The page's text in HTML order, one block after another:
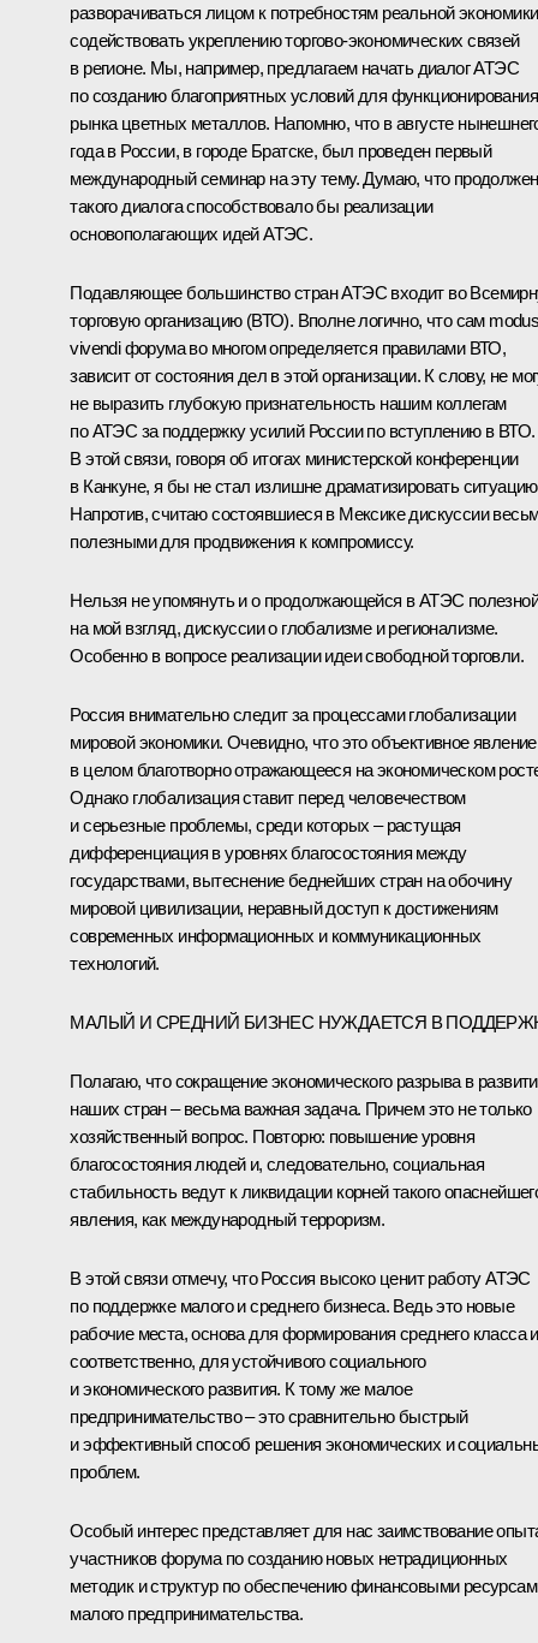
разворачиваться лицом к потребностям реальной
содействовать укреплению торгово-экономических связей
в регионе. Мы, например, предлагаем начать диалог АТЭС
по созданию благоприятных условий для функционирования
рынка цветных металлов. Напомню, что в августе
года в России, в городе Братске, был проведен первый
международный семинар на эту тему. Думаю, что
такого диалога способствовало бы реализации
основополагающих идей АТЭС.
Подавляющее большинство стран АТЭС входит во
торговую организацию (ВТО). Вполне логично, что сам
vivendi форума во многом определяется правилами ВТО,
зависит от состояния дел в этой организации. К слову, не
не выразить глубокую признательность нашим коллегам
по АТЭС за поддержку усилий России по вступлению в ВТО.
В этой связи, говоря об итогах министерской конференции
в Канкуне, я бы не стал излишне драматизировать
Напротив, считаю состоявшиеся в Мексике дискуссии
полезными для продвижения к компромиссу.
Нельзя не упомянуть и о продолжающейся в АТЭС
на мой взгляд, дискуссии о глобализме и регионализме.
Особенно в вопросе реализации идеи свободной торговли.
Россия внимательно следит за процессами глобализации
мировой экономики. Очевидно, что это объективное
в целом благотворно отражающееся на экономическом
Однако глобализация ставит перед человечеством
и серьезные проблемы, среди которых – растущая
дифференциация в уровнях благосостояния между
государствами, вытеснение беднейших стран на обочину
мировой цивилизации, неравный доступ к достижениям
современных информационных и коммуникационных
технологий.
МАЛЫЙ И СРЕДНИЙ БИЗНЕС НУЖДАЕТСЯ В
Полагаю, что сокращение экономического разрыва в
наших стран – весьма важная задача. Причем это не только
хозяйственный вопрос. Повторю: повышение уровня
благосостояния людей и, следовательно, социальная
стабильность ведут к ликвидации корней такого
явления, как международный терроризм.
В этой связи отмечу, что Россия высоко ценит работу АТЭС
по поддержке малого и среднего бизнеса. Ведь это новые
рабочие места, основа для формирования среднего класса
соответственно, для устойчивого социального
и экономического развития. К тому же малое
предпринимательство – это сравнительно быстрый
и эффективный способ решения экономических и
проблем.
Особый интерес представляет для нас заимствование
участников форума по созданию новых нетрадиционных
методик и структур по обеспечению финансовыми
малого предпринимательства.